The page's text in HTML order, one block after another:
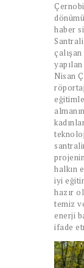
haber
Nisan
halkın
iyi
hazır
temiz
enerji
ifade